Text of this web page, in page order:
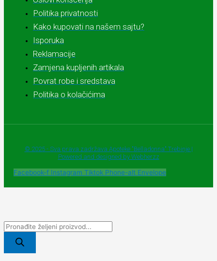
Politika privatnosti
Kako kupovati na našem sajtu?
Isporuka
Reklamacije
Zamjena kupljenih artikala
Povrat robe i sredstava
Politika o kolačićima
© 2025 - Sva prava zadržava Apoteke "Belladonna" Trebinje |
Powered and designed by Webherzz
Facebook-f Instagram Tiktok Phone-alt Envelope